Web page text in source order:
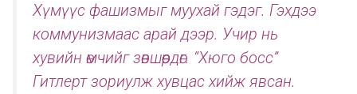
Хүмүүс фашизмыг муухай гэдэг. Гэхдээ
коммунизмаас арай дээр. Учир нь
хувийн өмчийг зөвшөөрдөг. “Хюго босс”
Гитлерт зориулж хувцас хийж явсан.